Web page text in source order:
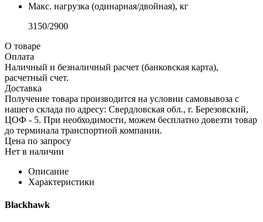
Макс. нагрузка (одинарная/двойная), кг
3150/2900
О товаре
Оплата
Наличный и безналичный расчет (банковская карта),
расчетный счет.
Доставка
Получение товара производится на условии самовывоза с
нашего склада по адресу: Свердловская обл., г. Березовский,
ЦОФ - 5. При необходимости, можем бесплатно довезти товар
до терминала транспортной компании.
Цена по запросу
Нет в наличии
Описание
Характеристики
Blackhawk